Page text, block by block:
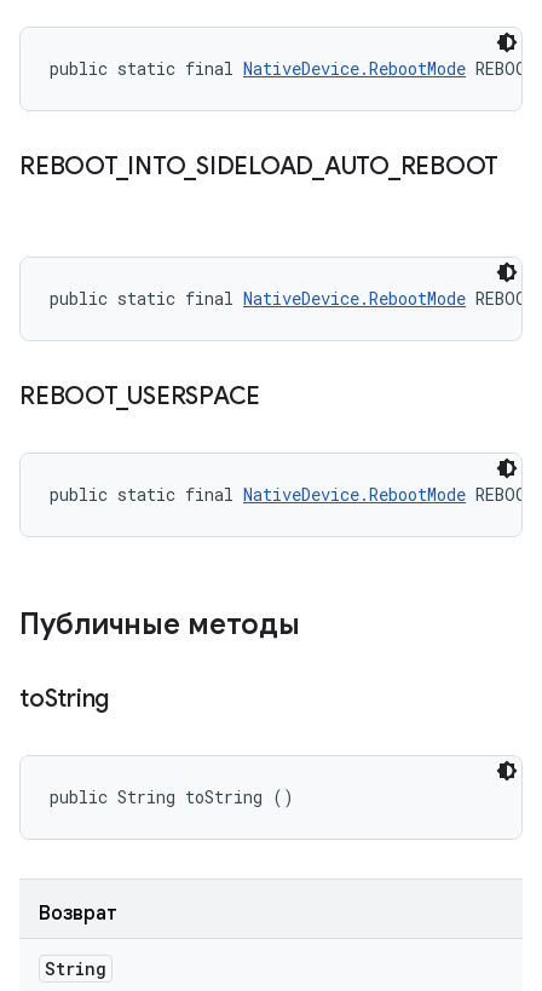
public static final NativeDevice.RebootMode
REBOOT_ INTO_ SIDELOAD AUTO_ REBOOT
public static final NativeDevice.RebootMode
REBOOT_ USERSPACE
public static final NativeDevice.RebootMode
Публичные методы
toString
public String toString ()
Возврат
String